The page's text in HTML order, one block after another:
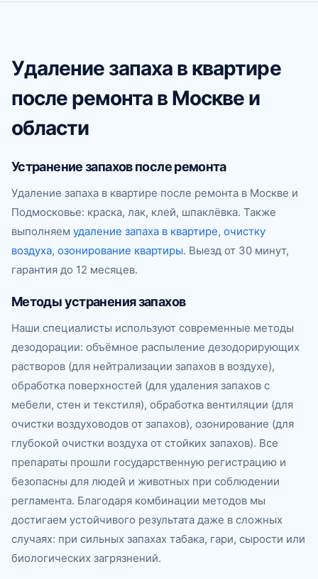
Удаление запаха в квартире
после ремонта в Москве и
области
Устранение запахов после ремонта
Удаление запаха в квартире после ремонта в Москве и
Подмосковье: краска, лак, клей, шпаклёвка. Также
выполняем удаление запаха в квартире, очистку
воздуха, озонирование квартиры. Выезд от 30 минут,
гарантия до 12 месяцев.
Методы устранения запахов
Наши специалисты используют современные методы
дезодорации: объёмное распыление дезодорирующих
растворов (для нейтрализации запахов в воздухе),
обработка поверхностей (для удаления запахов с
мебели, стен и текстиля), обработка вентиляции (для
очистки воздуховодов от запахов), озонирование (для
глубокой очистки воздуха от стойких запахов). Все
препараты прошли государственную регистрацию и
безопасны для людей и животных при соблюдении
регламента. Благодаря комбинации методов мы
достигаем устойчивого результата даже в сложных
случаях: при сильных запахах табака, гари, сырости или
биологических загрязнений.